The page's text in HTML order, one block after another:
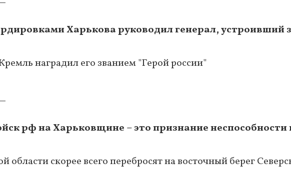
Харькова руководил генерал, устроивший
наградил его званием "Герой россии"
рф на Харьковщине – это признание неспособности
области скорее всего перебросят на восточный берег